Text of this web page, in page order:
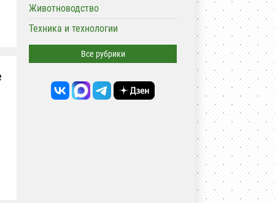
Животноводство
Техника и технологии
Все рубрики